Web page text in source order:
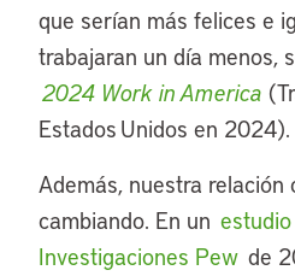
que serían más felices e
trabajaran un día menos,
2024 Work in America
Estados Unidos en 2024).
Además, nuestra relación
cambiando. En un
Investigaciones Pew de